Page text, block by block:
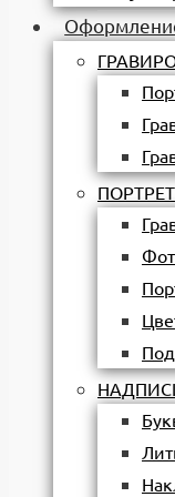
ПОРТРЕТ